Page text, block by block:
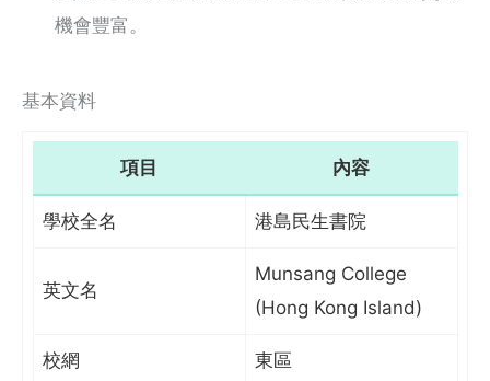
機會豐富。
基本資料
項目 內容
學校全名 港島民生書院
英文名
Munsang College
(Hong Kong Island)
校網 東區